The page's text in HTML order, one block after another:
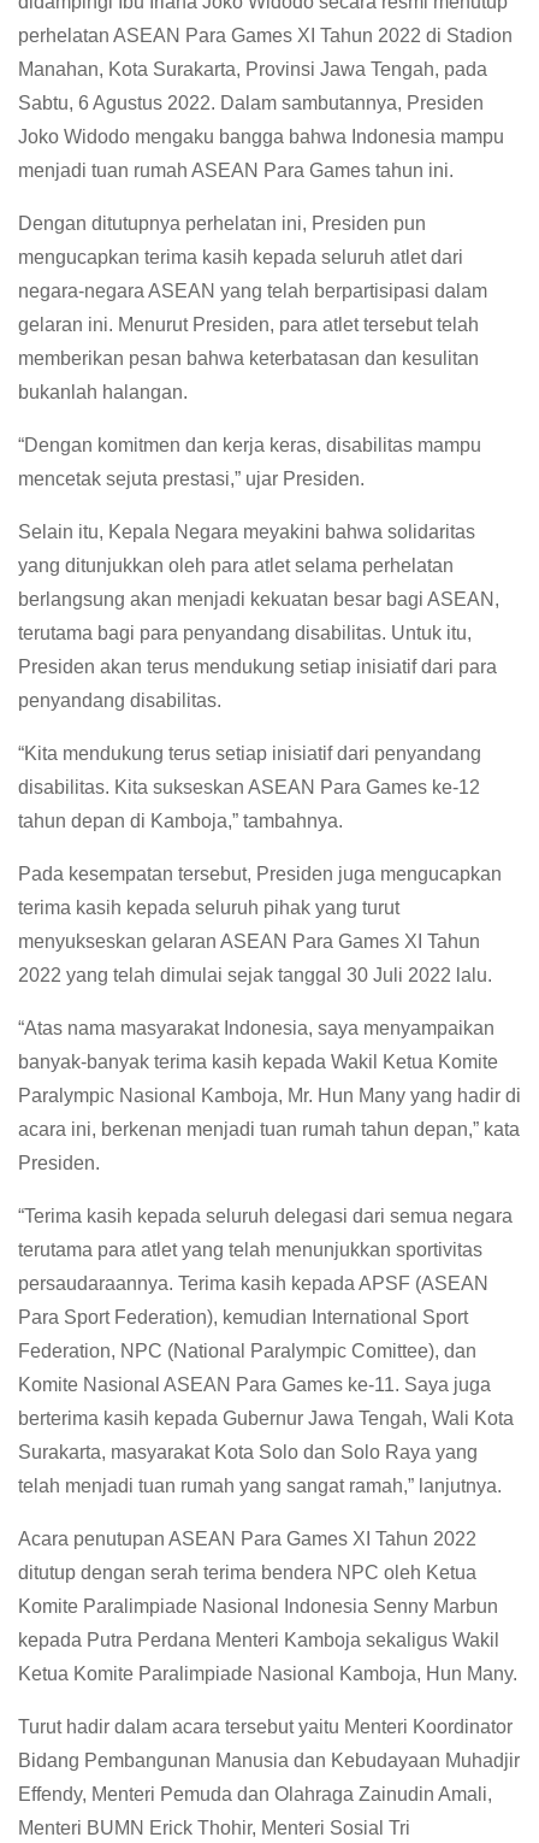
perhelatan ASEAN Para Games XI Tahun 2022 di Stadion
Manahan, Kota Surakarta, Provinsi Jawa Tengah, pada
Sabtu, 6 Agustus 2022. Dalam sambutannya, Presiden
Joko Widodo mengaku bangga bahwa Indonesia mampu
menjadi tuan rumah ASEAN Para Games tahun ini.
Dengan ditutupnya perhelatan ini, Presiden pun
mengucapkan terima kasih kepada seluruh atlet dari
negara-negara ASEAN yang telah berpartisipasi dalam
gelaran ini. Menurut Presiden, para atlet tersebut telah
memberikan pesan bahwa keterbatasan dan kesulitan
bukanlah halangan.
“Dengan komitmen dan kerja keras, disabilitas mampu
mencetak sejuta prestasi,” ujar Presiden.
Selain itu, Kepala Negara meyakini bahwa solidaritas
yang ditunjukkan oleh para atlet selama perhelatan
berlangsung akan menjadi kekuatan besar bagi ASEAN,
terutama bagi para penyandang disabilitas. Untuk itu,
Presiden akan terus mendukung setiap inisiatif dari para
penyandang disabilitas.
“Kita mendukung terus setiap inisiatif dari penyandang
disabilitas. Kita sukseskan ASEAN Para Games ke-12
tahun depan di Kamboja,” tambahnya.
Pada kesempatan tersebut, Presiden juga mengucapkan
terima kasih kepada seluruh pihak yang turut
menyukseskan gelaran ASEAN Para Games XI Tahun
2022 yang telah dimulai sejak tanggal 30 Juli 2022 lalu.
“Atas nama masyarakat Indonesia, saya menyampaikan
banyak-banyak terima kasih kepada Wakil Ketua Komite
Paralympic Nasional Kamboja, Mr. Hun Many yang hadir di
acara ini, berkenan menjadi tuan rumah tahun depan,” kata
Presiden.
“Terima kasih kepada seluruh delegasi dari semua negara
terutama para atlet yang telah menunjukkan sportivitas
persaudaraannya. Terima kasih kepada APSF (ASEAN
Para Sport Federation), kemudian International Sport
Federation, NPC (National Paralympic Comittee), dan
Komite Nasional ASEAN Para Games ke-11. Saya juga
berterima kasih kepada Gubernur Jawa Tengah, Wali Kota
Surakarta, masyarakat Kota Solo dan Solo Raya yang
telah menjadi tuan rumah yang sangat ramah,” lanjutnya.
Acara penutupan ASEAN Para Games XI Tahun 2022
ditutup dengan serah terima bendera NPC oleh Ketua
Komite Paralimpiade Nasional Indonesia Senny Marbun
kepada Putra Perdana Menteri Kamboja sekaligus Wakil
Ketua Komite Paralimpiade Nasional Kamboja, Hun Many.
Turut hadir dalam acara tersebut yaitu Menteri Koordinator
Bidang Pembangunan Manusia dan Kebudayaan Muhadjir
Effendy, Menteri Pemuda dan Olahraga Zainudin Amali,
Menteri BUMN Erick Thohir, Menteri Sosial Tri